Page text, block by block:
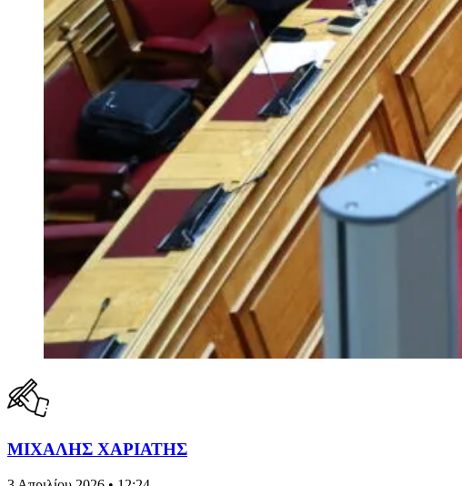
ΜΙΧΑΛΗΣ ΧΑΡΙΑΤΗΣ